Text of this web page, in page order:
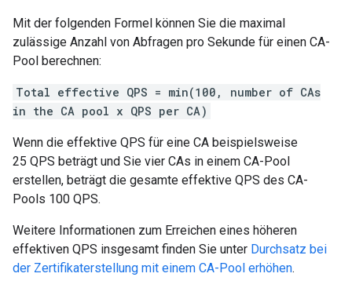
Mit der folgenden Formel können Sie die maximal
zulässige Anzahl von Abfragen pro Sekunde für einen CA-
Pool berechnen:
Total effective QPS = min(100, number of CAs
in the CA pool x QPS per CA)
Wenn die effektive QPS für eine CA beispielsweise
25 QPS beträgt und Sie vier CAs in einem CA-Pool
erstellen, beträgt die gesamte effektive QPS des CA-
Pools 100 QPS.
Weitere Informationen zum Erreichen eines höheren
effektiven QPS insgesamt finden Sie unter Durchsatz bei
der Zertifikaterstellung mit einem CA-Pool erhöhen.